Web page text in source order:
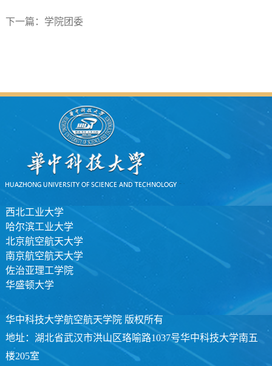
下一篇： 学院团委
西北工业大学
哈尔滨工业大学
北京航空航天大学
南京航空航天大学
佐治亚理工学院
华盛顿大学
华中科技大学航空航天学院 版权所有
地址：湖北省武汉市洪山区珞喻路1037号华中科技大学南五
楼205室